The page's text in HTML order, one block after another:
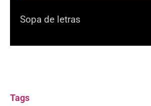
Sopa de letras
Tags